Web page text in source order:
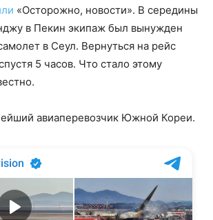
«Осторожно, новости». В середины
в Пекин экипаж был вынужден
в Сеул. Вернуться на рейс
5 часов. Что стало этому
авиаперевозчик Южной Кореи.